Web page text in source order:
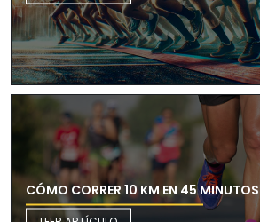
CÓMO CORRER 10 KM EN 45